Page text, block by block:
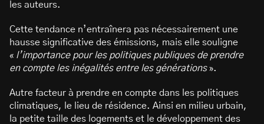
les auteurs.
Cette tendance n’entraînera pas nécessairement une
hausse significative des émissions, mais elle souligne
« l’importance pour les politiques publiques de prendre
en compte les inégalités entre les générations».
Autre facteur à prendre en compte dans les politiques
climatiques, le lieu de résidence. Ainsi en milieu urbain,
la petite taille des logements et le développement des